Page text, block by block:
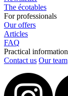
The écotables
For professionals
Our offers
Articles
FAQ
Practical information
Contact us Our team